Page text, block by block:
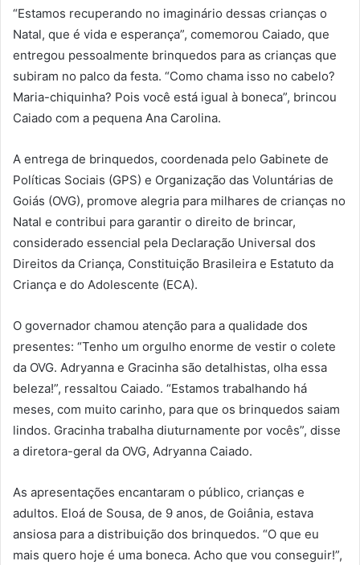
“Estamos recuperando no imaginário dessas crianças o
Natal, que é vida e esperança”, comemorou Caiado, que
entregou pessoalmente brinquedos para as crianças que
subiram no palco da festa. “Como chama isso no cabelo?
Maria-chiquinha? Pois você está igual à boneca”, brincou
Caiado com a pequena Ana Carolina.
A entrega de brinquedos, coordenada pelo Gabinete de
Políticas Sociais (GPS) e Organização das Voluntárias de
Goiás (OVG), promove alegria para milhares de crianças no
Natal e contribui para garantir o direito de brincar,
considerado essencial pela Declaração Universal dos
Direitos da Criança, Constituição Brasileira e Estatuto da
Criança e do Adolescente (ECA).
O governador chamou atenção para a qualidade dos
presentes: “Tenho um orgulho enorme de vestir o colete
da OVG. Adryanna e Gracinha são detalhistas, olha essa
beleza!”, ressaltou Caiado. “Estamos trabalhando há
meses, com muito carinho, para que os brinquedos saiam
lindos. Gracinha trabalha diuturnamente por vocês”, disse
a diretora-geral da OVG, Adryanna Caiado.
As apresentações encantaram o público, crianças e
adultos. Eloá de Sousa, de 9 anos, de Goiânia, estava
ansiosa para a distribuição dos brinquedos. “O que eu
mais quero hoje é uma boneca. Acho que vou conseguir!”,